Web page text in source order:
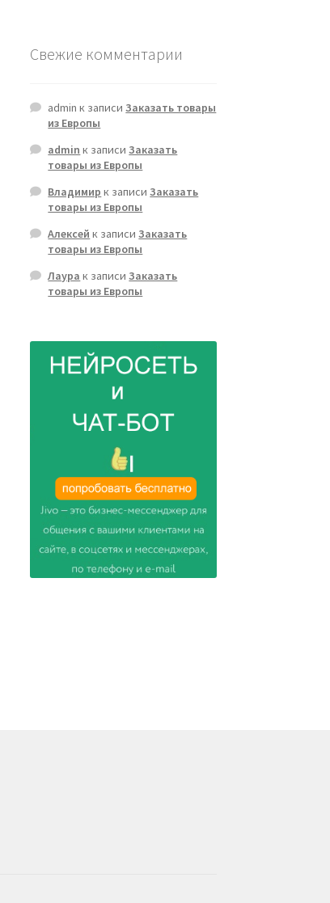
Свежие комментарии
admin к записиЗаказать товары
из Европы
admin к записиЗаказать
товары из Европы
Владимир к записиЗаказать
товары из Европы
Алексей к записиЗаказать
товары из Европы
Лаура к записиЗаказать
товары из Европы